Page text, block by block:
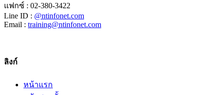
แฟกซ์ : 02-380-3422
Line ID : @ntinfonet.com
Email : training@ntinfonet.com
ลิงก์
หน้าแรก